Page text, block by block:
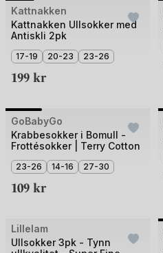
3 for 2
Bilde
av
Kattnakken
Kattnakken Ullsokker med
Antiskli 2pk
17-19 20-23 23-26
199 kr
3 for 2
Bilde
av
4
GoBabyGo
Krabbesokker i Bomull -
Frottésokker | Terry Cotton
23-26 14-16 27-30
109 kr
Lillelam
Ullsokker 3pk - Tynn